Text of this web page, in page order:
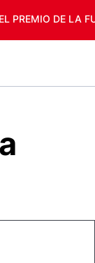
PREMIO DE LA